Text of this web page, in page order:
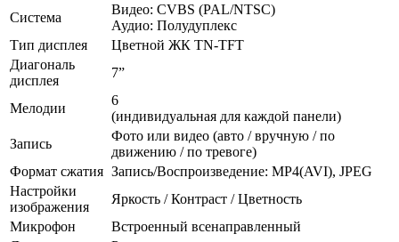
Система
Видео: CVBS (PAL/NTSC)
Аудио: Полудуплекс
Тип дисплея
Цветной ЖК TN-TFT
Диагональ
дисплея
7”
Мелодии
6
(индивидуальная для каждой панели)
Запись
Фото или видео (авто / вручную / по
движению / по тревоге)
Формат сжатия Запись/Воспроизведение: MP4(AVI), JPEG
Настройки
изображения
Яркость / Контраст / Цветность
Микрофон
Встроенный всенаправленный